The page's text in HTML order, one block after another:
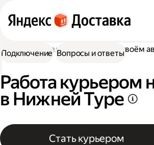
Работа водителем Работа на своём
Работа курьером
в Нижней Туре
Стать курьером
Подключение Вопросы и ответы